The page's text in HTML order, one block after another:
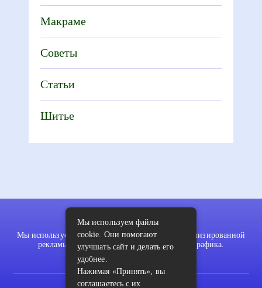
Макраме
Советы
Статьи
Шитье
Мы используем файлы cookie для показа персонализированной
рекламы и/или контента и анализа нашего трафика.
Мы используем файлы
cookie. Они помогают
улучшать сайт и делать его
удобнее.
Нажимая «Принять», вы
соглашаетесь с их